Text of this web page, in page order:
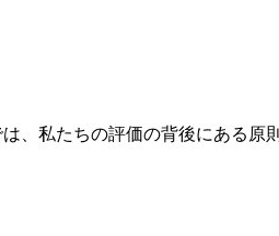
、私たちの評価の背後にある